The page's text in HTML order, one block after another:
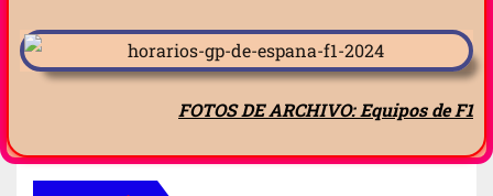
FOTOS DE ARCHIVO: Equipos de F1